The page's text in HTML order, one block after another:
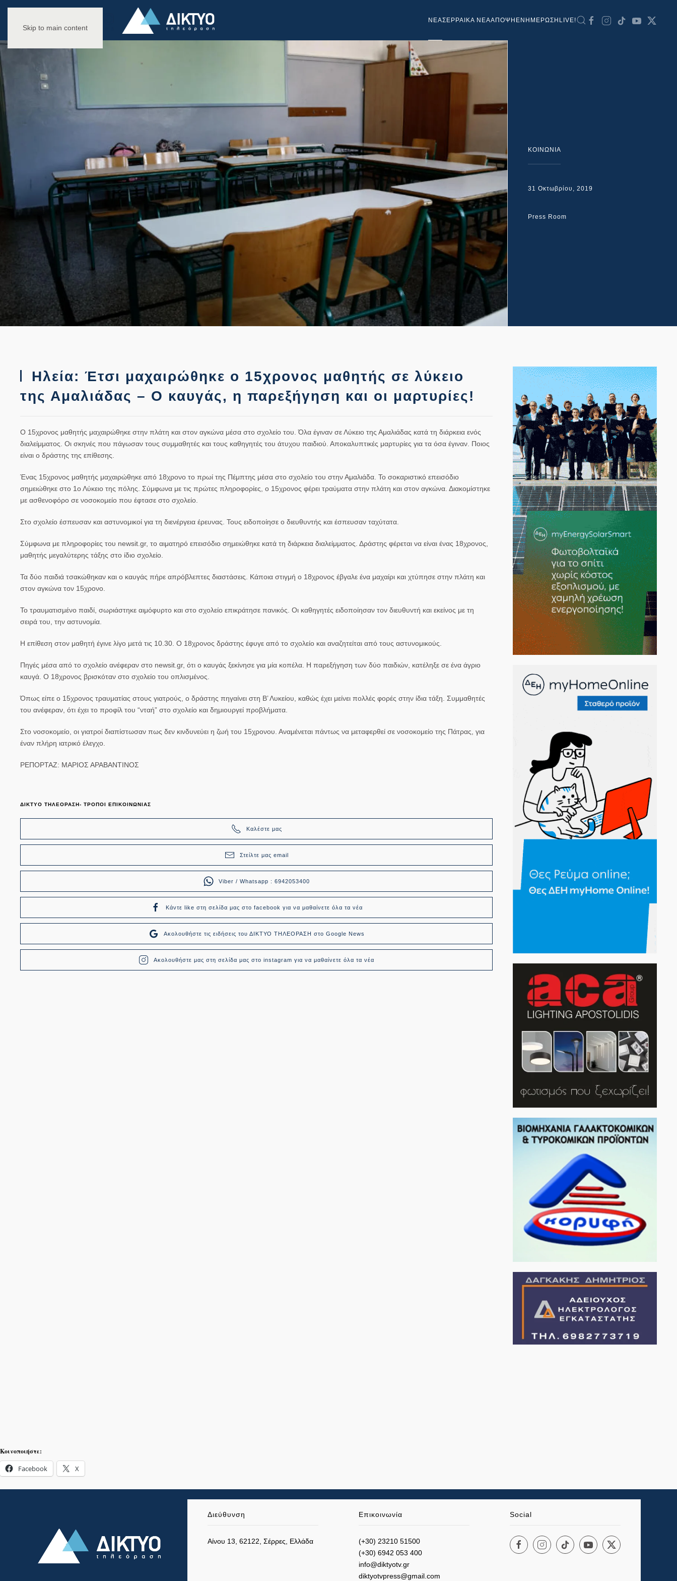
Skip to main content
NEAΣΕΡΡΑΙΚΑ ΝΕΑΑΠΟΨΗ ΕΝΗΜΕΡΩΣΗ LIVE!
ΚΟΙΝΩΝΙΑ
31 Οκτωβρίου, 2019
Press Room
Ηλεία: Έτσι μαχαιρώθηκε ο 15χρονος μαθητής σε λύκειο
της Αμαλιάδας – Ο καυγάς, η παρεξήγηση και οι μαρτυρίες!
Ο 15χρονος μαθητής μαχαιρώθηκε στην πλάτη και στον αγκώνα μέσα στο σχολείο του. Όλα έγιναν σε Λύκειο της Αμαλιάδας κατά τη διάρκεια ενός
διαλείμματος. Οι σκηνές που πάγωσαν τους συμμαθητές και τους καθηγητές του άτυχου παιδιού. Αποκαλυπτικές μαρτυρίες για τα όσα έγιναν. Ποιος
είναι ο δράστης της επίθεσης.
Ένας 15χρονος μαθητής μαχαιρώθηκε από 18χρονο το πρωί της Πέμπτης μέσα στο σχολείο του στην Αμαλιάδα. Το σοκαριστικό επεισόδιο
σημειώθηκε στο 1ο Λύκειο της πόλης. Σύμφωνα με τις πρώτες πληροφορίες, ο 15χρονος φέρει τραύματα στην πλάτη και στον αγκώνα. Διακομίστηκε
με ασθενοφόρο σε νοσοκομείο που έφτασε στο σχολείο.
Στο σχολείο έσπευσαν και αστυνομικοί για τη διενέργεια έρευνας. Τους ειδοποίησε ο διευθυντής και έσπευσαν ταχύτατα.
Σύμφωνα με πληροφορίες του newsit.gr, το αιματηρό επεισόδιο σημειώθηκε κατά τη διάρκεια διαλείμματος. Δράστης φέρεται να είναι ένας 18χρονος,
μαθητής μεγαλύτερης τάξης στο ίδιο σχολείο.
Τα δύο παιδιά τσακώθηκαν και ο καυγάς πήρε απρόβλεπτες διαστάσεις. Κάποια στιγμή ο 18χρονος έβγαλε ένα μαχαίρι και χτύπησε στην πλάτη και
στον αγκώνα τον 15χρονο.
Το τραυματισμένο παιδί, σωριάστηκε αιμόφυρτο και στο σχολείο επικράτησε πανικός. Οι καθηγητές ειδοποίησαν τον διευθυντή και εκείνος με τη
σειρά του, την αστυνομία.
Η επίθεση στον μαθητή έγινε λίγο μετά τις 10.30. Ο 18χρονος δράστης έφυγε από το σχολείο και αναζητείται από τους αστυνομικούς.
Πηγές μέσα από το σχολείο ανέφεραν στο newsit.gr, ότι ο καυγάς ξεκίνησε για μία κοπέλα. Η παρεξήγηση των δύο παιδιών, κατέληξε σε ένα άγριο
καυγά. Ο 18χρονος βρισκόταν στο σχολείο του οπλισμένος.
Όπως είπε ο 15χρονος τραυματίας στους γιατρούς, ο δράστης πηγαίνει στη Β’ Λυκείου, καθώς έχει μείνει πολλές φορές στην ίδια τάξη. Συμμαθητές
του ανέφεραν, ότι έχει το προφίλ του “νταή” στο σχολείο και δημιουργεί προβλήματα.
Στο νοσοκομείο, οι γιατροί διαπίστωσαν πως δεν κινδυνεύει η ζωή του 15χρονου. Αναμένεται πάντως να μεταφερθεί σε νοσοκομείο της Πάτρας, για
έναν πλήρη ιατρικό έλεγχο.
ΡΕΠΟΡΤΑΖ: ΜΑΡΙΟΣ ΑΡΑΒΑΝΤΙΝΟΣ
ΔΙΚΤΥΟ ΤΗΛΕΟΡΑΣΗ- ΤΡΟΠΟΙ ΕΠΙΚΟΙΝΩΝΙΑΣ
Καλέστε μας
Στείλτε μας email
Viber / Whatsapp : 6942053400
Κάντε like στη σελίδα μας στο facebook για να μαθαίνετε όλα τα νέα
Ακολουθήστε τις ειδήσεις του ΔΙΚΤΥΟ ΤΗΛΕΟΡΑΣΗ στο Google News
Ακολουθήστε μας στη σελίδα μας στο instagram για να μαθαίνετε όλα τα νέα
Κοινοποιήστε:
Facebook X
Διεύθυνση
Αίνου 13, 62122, Σέρρες, Ελλάδα
Επικοινωνία
(+30) 23210 51500
(+30) 6942 053 400
info@diktyotv.gr
diktyotvpress@gmail.com
Social